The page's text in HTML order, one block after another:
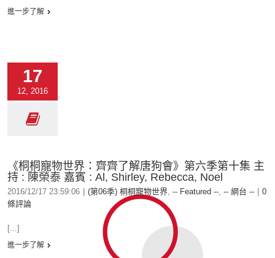
進一步了解
17
12, 2016
《桐桐寵物世界：齊齊了解唐狗會》第六季第十集 主
持 : 陳榮泰 嘉賓 : Al, Shirley, Rebecca, Noel
2016/12/17 23:59:06 (第06季) 桐桐寵物世界, -- Featured --, -- 網台 --
0
條評論
[...]
進一步了解